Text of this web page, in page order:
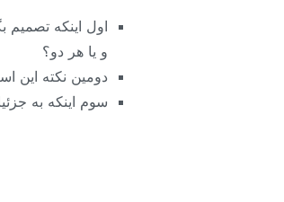
اول اینکه تصمیم
و یا هر دو؟
دومین نکته این
سوم اینکه به